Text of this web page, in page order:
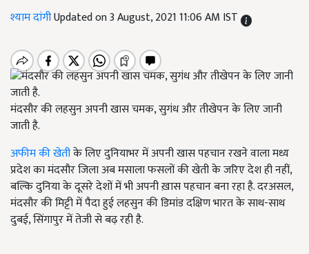
श्याम दांगीUpdated on 3 August, 2021 11:06 AM IST
मंदसौर की लहसुन अपनी खास चमक, सुगंध और तीखेपन के लिए जानी
जाती है.
अफीम की खेतीके लिए दुनियाभर में अपनी खास पहचान रखने वाला मध्य
प्रदेश का मंदसौर जिला अब मसाला फसलों की खेती के जरिए देश ही नहीं,
बल्किदुनिया के दूसरे देशों में भी अपनी ख़ास पहचान बना रहा है. दरअसल,
मंदसौर की मिट्टी में पैदा हुई लहसुन की डिमांड दक्षिण भारत के साथ-साथ
दुबई, सिंगापुर में तेजी से बढ़ रही है.